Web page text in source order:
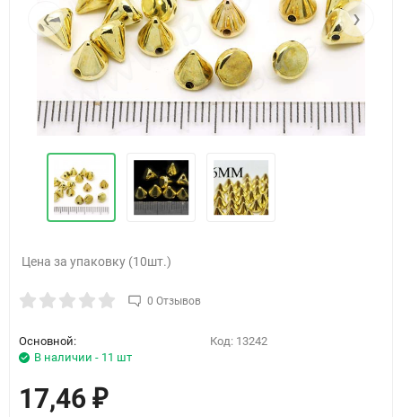
‹ ›
Цена за упаковку (10шт.)
0 Отзывов
Основной:
В наличии - 11 шт
Код: 13242
17,46 ₽